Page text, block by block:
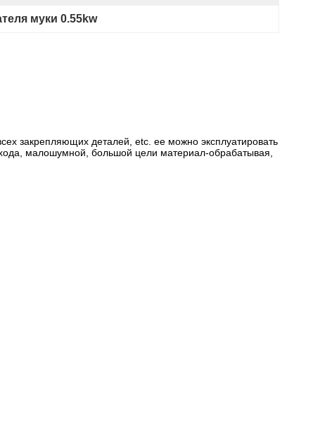
муки 0.55kw
закрепляющих деталей, etc. ее можно эксплуатировать
хода, малошумной, большой цели материал-обрабатывая,